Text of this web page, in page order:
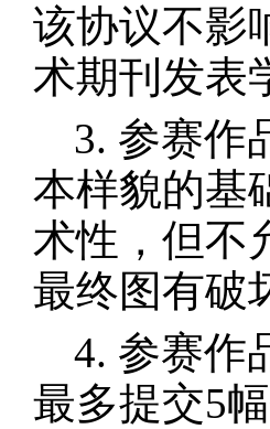
该协议不影
术期刊发表
3. 参赛作
本样貌的基
术性，但不
最终图有破
4. 参赛作
最多提交5